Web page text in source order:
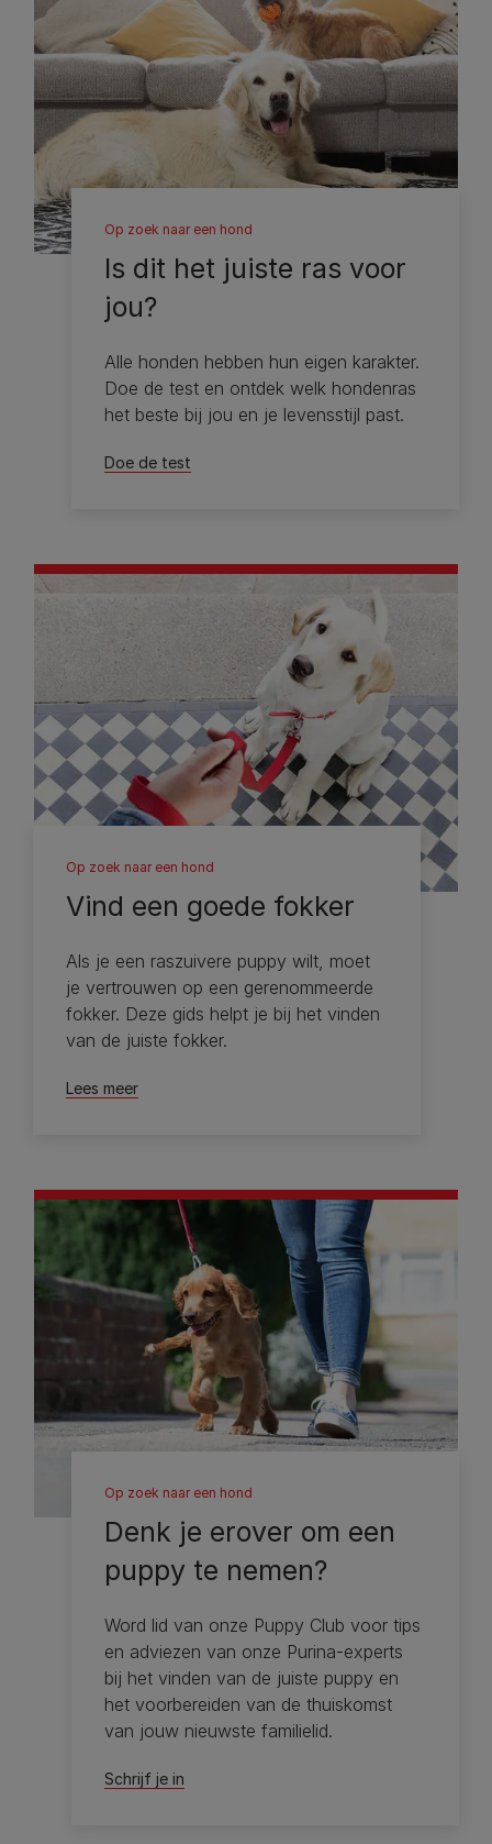
Op zoek naar een hond
Is dit het juiste ras voor
jou?
Alle honden hebben hun eigen karakter.
Doe de test en ontdek welk hondenras
het beste bij jou en je levensstijl past.
Doe de test
Op zoek naar een hond
Vind een goede fokker
Als je een raszuivere puppy wilt, moet
je vertrouwen op een gerenommeerde
fokker. Deze gids helpt je bij het vinden
van de juiste fokker.
Lees meer
Op zoek naar een hond
Denk je erover om een ​​
puppy te nemen?
Word lid van onze Puppy Club voor tips
en adviezen van onze Purina-experts
bij het vinden van de juiste puppy en
het voorbereiden van de thuiskomst
van jouw nieuwste familielid.
Schrijf je in